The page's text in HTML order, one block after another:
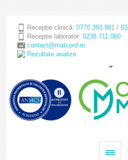
Recepție clinică: 0770.393.981/
Recepție laborator: 0238.711.060
contact@matcord.ro
Rezultate analize